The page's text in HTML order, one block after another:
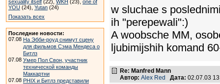
sexuality itself (22), WKH (23), one of
YOU (24), Yutan (24)
Показать всех
Последние новости:
07.08 На Эбби-роуд снимут сцену
для фильмов Сэма Мендеса о
Битлз
07.08 Умер Пол Свон, участник
технической команды
Маккартни
07.08 PHIX и Битлз представили
w sluchae s
ih "perepewali":)
A woobsche MM,
ljubimijshih komand
Re: Manfred Mann
Автор: Alex Red Дата: 02.07.03